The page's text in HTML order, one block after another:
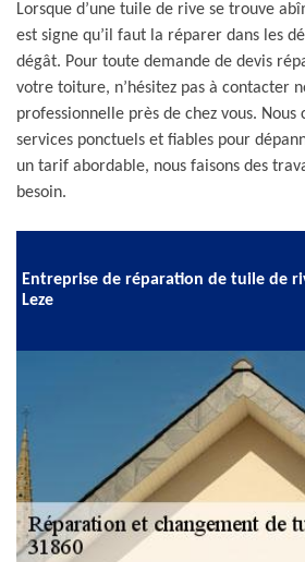
Lorsque d’une tuile de rive se trouve
est signe qu’il faut la réparer dans les
dégât. Pour toute demande de devis
votre toiture, n’hésitez pas à contacter
professionnelle près de chez vous.
services ponctuels et fiables pour
un tarif abordable, nous faisons des
besoin.
Entreprise de réparation de tuile de
Leze